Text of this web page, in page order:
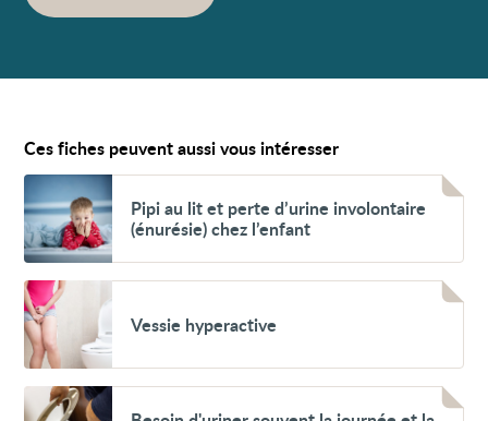
Ces fiches peuvent aussi vous intéresser
Voir
Pipi
au
lit
et
d’urine
involontaire
(énurésie)
chez
l’enfant
Pipi au lit et perte d’urine involontaire
(énurésie) chez l’enfant
Voir
Vessie
hyperactive
Vessie hyperactive
Voir
Besoin